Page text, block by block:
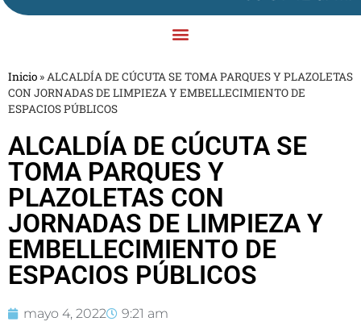
Inicio » ALCALDÍA DE CÚCUTA SE TOMA PARQUES Y PLAZOLETAS
CON JORNADAS DE LIMPIEZA Y EMBELLECIMIENTO DE
ESPACIOS PÚBLICOS
ALCALDÍA DE CÚCUTA SE
TOMA PARQUES Y
PLAZOLETAS CON
JORNADAS DE LIMPIEZA Y
EMBELLECIMIENTO DE
ESPACIOS PÚBLICOS
mayo 4, 2022 9:21 am